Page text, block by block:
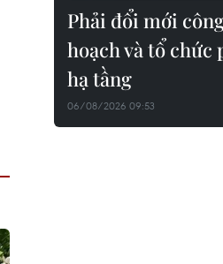
Phải đổi mới
hoạch và tổ
hạ tầng
06/08/2026 09:53